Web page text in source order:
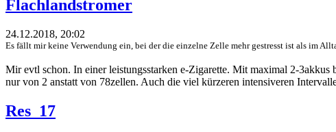
Flachlandstromer
24.12.2018, 20:02
Es fällt mir keine Verwendung ein, bei der die einzelne Zelle mehr gestresst ist als im
Mir evtl schon. In einer leistungsstarken e-Zigarette. Mit maximal 2-
nur von 2 anstatt von 78zellen. Auch die viel kürzeren intensiveren
Res_17